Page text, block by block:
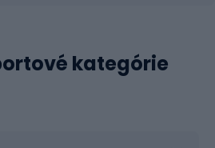
kategórie